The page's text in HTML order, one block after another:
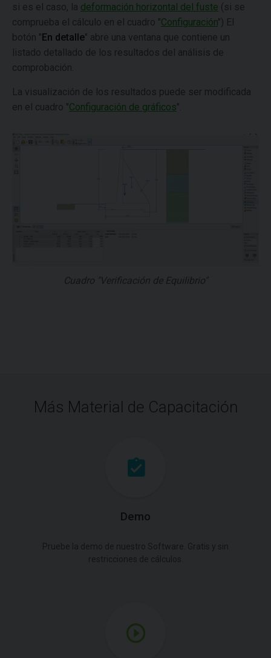
si es el caso, la deformación horizontal del fuste (si se
comprueba el cálculo en el cuadro "Configuración") El
botón "En detalle" abre una ventana que contiene un
listado detallado de los resultados del análisis de
comprobación.
La visualización de los resultados puede ser modificada
en el cuadro "Configuración de gráficos".
Cuadro "Verificación de Equilibrio"
Más Material de Capacitación
Demo